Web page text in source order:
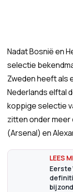
Nadat Bosnië en
selectie
Zweden heeft als
Nederlands elftal
koppige selectie
zitten onder
(Arsenal) en